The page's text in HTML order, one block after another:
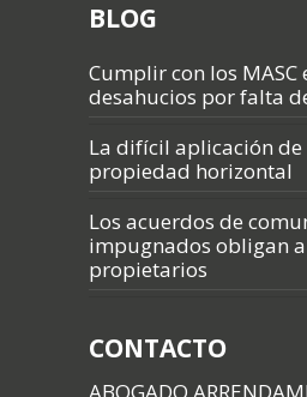
BLOG
Cumplir con los MASC
desahucios por falta
La difícil aplicación de
propiedad horizontal
Los acuerdos de
impugnados obligan
propietarios
CONTACTO